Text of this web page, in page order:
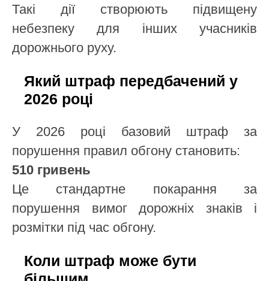
Такі дії створюють підвищену
небезпеку для інших учасників
дорожнього руху.
Який штраф передбачений у
2026 році
У 2026 році базовий штраф за
порушення правил обгону становить:
510 гривень
Це стандартне покарання за
порушення вимог дорожніх знаків і
розмітки під час обгону.
Коли штраф може бути